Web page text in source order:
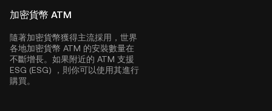
加密貨幣 ATM
隨著加密貨幣獲得主流採用，世界
各地加密貨幣 ATM 的安裝數量在
不斷增長。如果附近的 ATM 支援
ESG (ESG) ，則你可以使用其進行
購買。